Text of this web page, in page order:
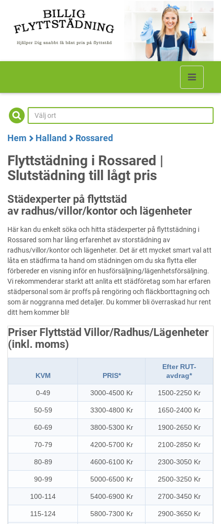
Hem Halland Rossared
Flyttstädning i Rossared |
Slutstädning till lågt pris
Städexperter på flyttstäd
av radhus/villor/kontor och lägenheter
Här kan du enkelt söka och hitta städexperter på flyttstädning i
Rossared som har lång erfarenhet av storstädning av
radhus/villor/kontor och lägenheter. Det är ett mycket smart val att
låta en städfirma ta hand om städningen om du ska flytta eller
förbereder en visning inför en husförsäljning/lägenhetsförsäljning.
Vi rekommenderar starkt att anlita ett städföretag som har erfaren
städpersonal som är proffs på rengöring och fläckborttagning och
som är noggranna med detaljer. Du kommer bli överraskad hur rent
ditt hem kommer bli!
Priser Flyttstäd Villor/Radhus/Lägenheter
(inkl. moms)
KVM PRIS*
Efter RUT-
avdrag*
0-49 3000-4500 Kr 1500-2250 Kr
50-59 3300-4800 Kr 1650-2400 Kr
60-69 3800-5300 Kr 1900-2650 Kr
70-79 4200-5700 Kr 2100-2850 Kr
80-89 4600-6100 Kr 2300-3050 Kr
90-99 5000-6500 Kr 2500-3250 Kr
100-114 5400-6900 Kr 2700-3450 Kr
115-124 5800-7300 Kr 2900-3650 Kr